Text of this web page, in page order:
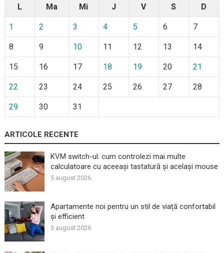
L Ma Mi J V S D
1 2 3 4 5 6 7
8 9 10 11 12 13 14
15 16 17 18 19 20 21
22 23 24 25 26 27 28
29 30 31
ARTICOLE RECENTE
KVM switch-ul: cum controlezi mai multe
calculatoare cu aceeași tastatură și același mouse
5 august 2026
Apartamente noi pentru un stil de viață confortabil
și efficient
3 august 2026